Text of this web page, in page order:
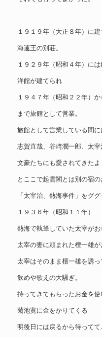
１９１９年（大正８年）に
海運王の別荘。
１９２９年（昭和４年）に
洋館が建てられ
１９４７年（昭和２２年）
まで旅館として営業。
旅館として営業している間に
志賀直哉、谷崎潤一郎、太
文豪たちにも愛されてきたよ
とここで起雲閣とは別の宿
「太宰治、熱海事件」をグ
１９３６年（昭和１１年）
熱海で執筆していた太宰が
太宰の妻に頼まれた檀一雄
太宰はそのまま檀一雄を誘っ
飲めや歌えの大騒ぎ。
持ってきてもらったお金を使
菊池寛に金をかりてくる
明後日には戻るから待ってて